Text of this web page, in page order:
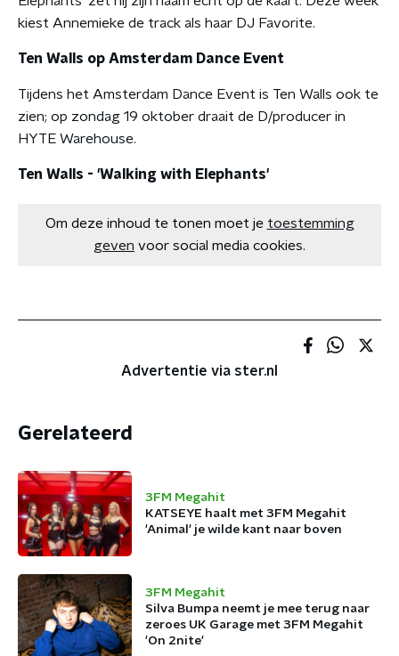
kiest Annemieke de track als haar DJ Favorite.
Ten Walls op Amsterdam Dance Event
Tijdens het Amsterdam Dance Event is Ten Walls ook te
zien; op zondag 19 oktober draait de D/producer in
HYTE Warehouse.
Ten Walls - 'Walking with Elephants'
Om deze inhoud te tonen moet je toestemming
geven voor social media cookies.
Advertentie via ster.nl
Gerelateerd
3FM Megahit
KATSEYE haalt met 3FM Megahit
'Animal' je wilde kant naar boven
3FM Megahit
Silva Bumpa neemt je mee terug naar
zeroes UK Garage met 3FM Megahit
'On 2nite'